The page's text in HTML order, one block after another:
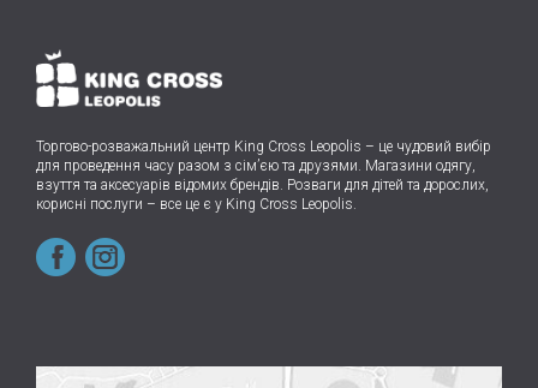
Торгово-розважальний центр King Cross Leopolis – це чудовий вибір
для проведення часу разом з сім’єю та друзями. Магазини одягу,
взуття та аксесуарів відомих брендів. Розваги для дітей та дорослих,
корисні послуги – все це є у King Cross Leopolis.